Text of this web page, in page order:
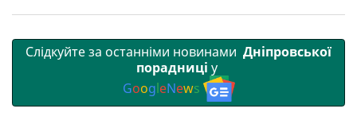
Слідкуйте за останніми новинами Дніпровської
порадниці у
GoogleNews